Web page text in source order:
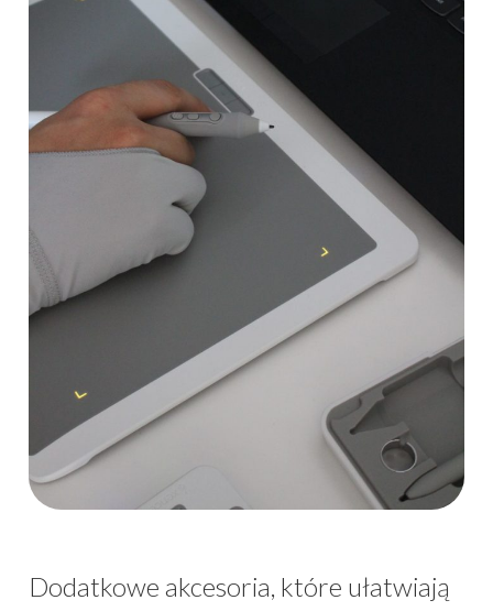
Dodatkowe akcesoria, które ułatwiają